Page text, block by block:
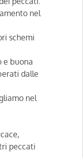
nel
schemi
e buona
dalle
nel
peccati